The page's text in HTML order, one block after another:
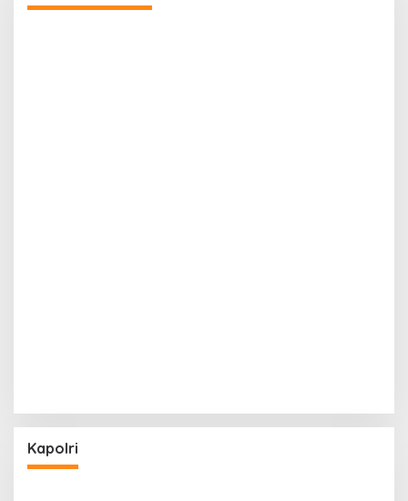
Kapolri